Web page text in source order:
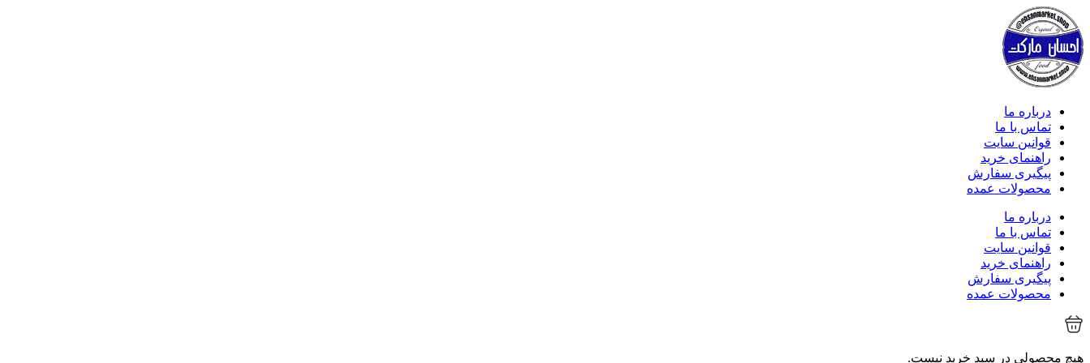
درباره ما
تماس با ما
قوانین سایت
راهنمای خرید
پیگیری سفارش
محصولات عمده
درباره ما
تماس با ما
قوانین سایت
راهنمای خرید
پیگیری سفارش
محصولات عمده
هیچ محصولی در سبد خرید نیست.